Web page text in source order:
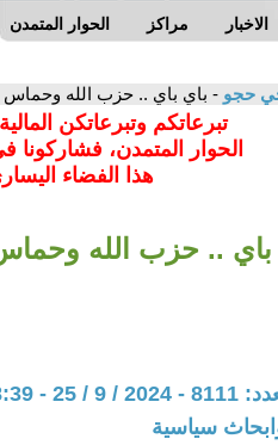
الحوار المتمدن مراكز الاخبار
حجو - باي باي .. حزب الله
تبرعاتكم وتبرعاتكن
الحوار المتمدن،
هذا الفضاء
باي .. حزب الله
- 08:39
سياسية